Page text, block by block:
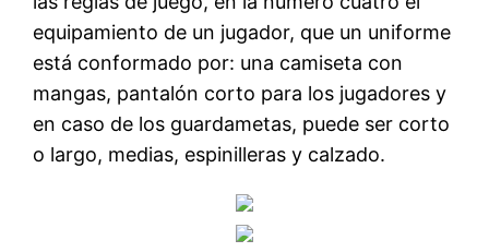
equipamiento de un jugador, que un uniforme
está conformado por: una camiseta con
mangas, pantalón corto para los jugadores y
en caso de los guardametas, puede ser corto
o largo, medias, espinilleras y calzado.